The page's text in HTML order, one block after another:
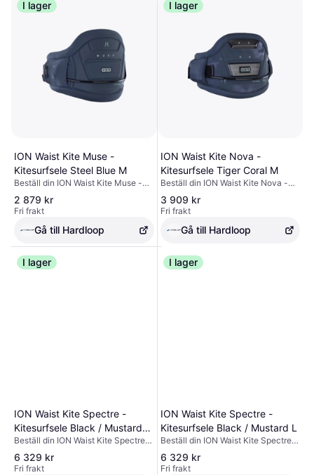
I lager
ION Waist Kite Muse -
Kitesurfsele Steel Blue M
Beställ din ION Waist Kite Muse -
Kitesurfsele Steel Blue M -
utrustning på Hardloop ✓ Fri frakt &
returer ✓ Expertråd
2 879 kr
Fri frakt
Gå till Hardloop
I lager
ION Waist Kite Nova -
Kitesurfsele Tiger Coral M
Beställ din ION Waist Kite Nova -
Kitesurfsele Tiger Coral M -
utrustning på Hardloop ✓ Fri frakt &
returer ✓ Expertråd
3 909 kr
Fri frakt
Gå till Hardloop
I lager
ION Waist Kite Spectre -
Kitesurfsele Black / Mustard
XS
Beställ din ION Waist Kite Spectre -
Kitesurfsele Black / Mustard XS -
utrustning på Hardloop ✓ Fri frakt &
6 329 kr
Fri frakt
I lager
ION Waist Kite Spectre -
Kitesurfsele Black / Mustard L
Beställ din ION Waist Kite Spectre -
Kitesurfsele Black / Mustard L -
utrustning på Hardloop ✓ Fri frakt &
6 329 kr
Fri frakt